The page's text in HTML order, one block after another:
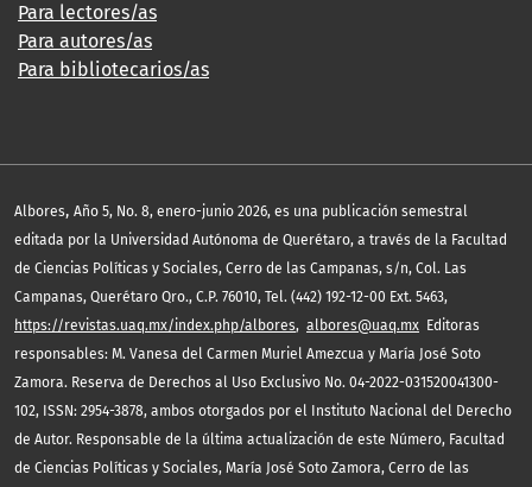
Para lectores/as
Para autores/as
Para bibliotecarios/as
Albores, Año 5, No. 8, enero-junio 2026, es una publicación semestral
editada por la Universidad Autónoma de Querétaro, a través de la Facultad
de Ciencias Políticas y Sociales, Cerro de las Campanas, s/n, Col. Las
Campanas, Querétaro Qro., C.P. 76010, Tel. (442) 192-12-00 Ext. 5463,
https://revistas.uaq.mx/index.php/albores, albores@uaq.mx Editoras
responsables: M. Vanesa del Carmen Muriel Amezcua y María José Soto
Zamora. Reserva de Derechos al Uso Exclusivo No. 04-2022-031520041300-
102, ISSN: 2954-3878, ambos otorgados por el Instituto Nacional del Derecho
de Autor. Responsable de la última actualización de este Número, Facultad
de Ciencias Políticas y Sociales, María José Soto Zamora, Cerro de las